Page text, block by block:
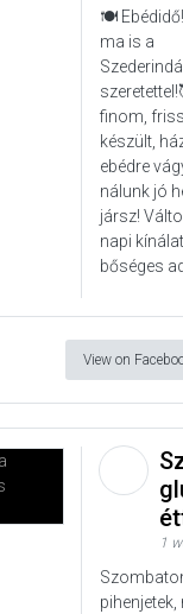
🍽️
ma is a
finom,
készült,
ebédre
nálunk jó
jársz!
napi
bőséges
View on
1
pihenjetek,